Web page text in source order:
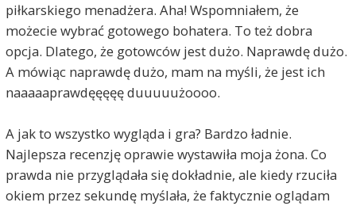
piłkarskiego menadżera. Aha! Wspomniałem, że
możecie wybrać gotowego bohatera. To też dobra
opcja. Dlatego, że gotowców jest dużo. Naprawdę dużo.
A mówiąc naprawdę dużo, mam na myśli, że jest ich
naaaaaprawdęęęęę duuuuużoooo.
A jak to wszystko wygląda i gra? Bardzo ładnie.
Najlepsza recenzję oprawie wystawiła moja żona. Co
prawda nie przyglądała się dokładnie, ale kiedy rzuciła
okiem przez sekundę myślała, że faktycznie oglądam